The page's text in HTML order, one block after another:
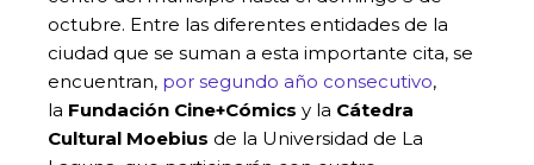
octubre. Entre las diferentes entidades de la
ciudad que se suman a esta importante cita, se
encuentran, por segundo año consecutivo,
la Fundación Cine+Cómics y la Cátedra
Cultural Moebius de la Universidad de La